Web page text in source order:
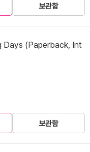
보관함
Days (Paperback, Int
보관함